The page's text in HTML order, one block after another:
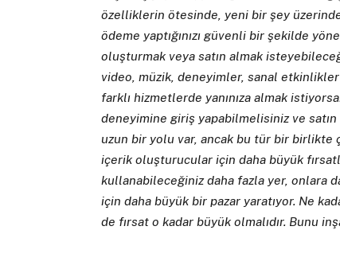
özelliklerin ötesinde, yeni bir şey üzerinde
ödeme yaptığınızı güvenli bir şekilde
oluşturmak veya satın almak
video, müzik, deneyimler, sanal etkinlikler
farklı hizmetlerde yanınıza almak
deneyimine giriş yapabilmelisiniz ve satın
uzun bir yolu var, ancak bu tür bir birlikte
içerik oluşturucular için daha büyük
kullanabileceğiniz daha fazla yer, onlara
için daha büyük bir pazar yaratıyor. Ne
de fırsat o kadar büyük olmalıdır. Bunu